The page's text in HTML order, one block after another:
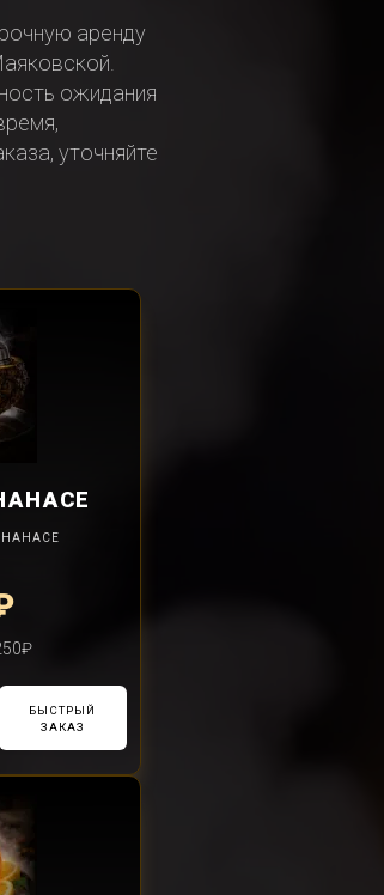
аренду
ожидания
уточняйте
БЫСТРЫЙ
ЗАКАЗ